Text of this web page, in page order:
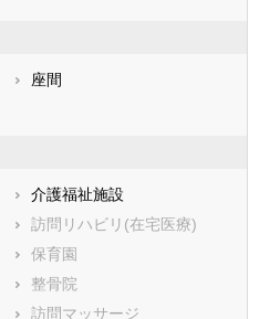
横浜市瀬谷区
川崎市幸区
川崎市高津区
川崎市宮前区
座間
介護福祉施設
訪問リハビリ(在宅医療)
保育園
整骨院
訪問マッサージ